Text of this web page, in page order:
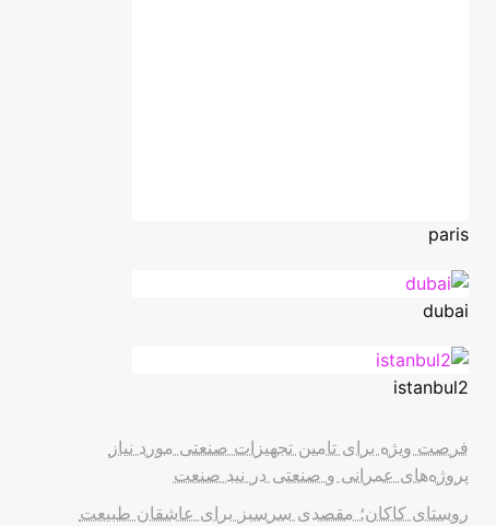
paris
dubai
istanbul2
فرصت ویژه برای تامین تجهیزات صنعتی مورد نیاز
پروژه‌های عمرانی و صنعتی در نید صنعت
روستای کاکان؛ مقصدی سرسبز برای عاشقان طبیعت